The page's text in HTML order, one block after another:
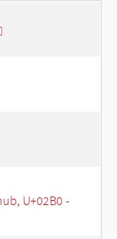
U+02B0 -